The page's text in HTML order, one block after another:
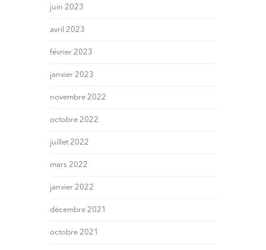
juin 2023
avril 2023
février 2023
janvier 2023
novembre 2022
octobre 2022
juillet 2022
mars 2022
janvier 2022
décembre 2021
octobre 2021